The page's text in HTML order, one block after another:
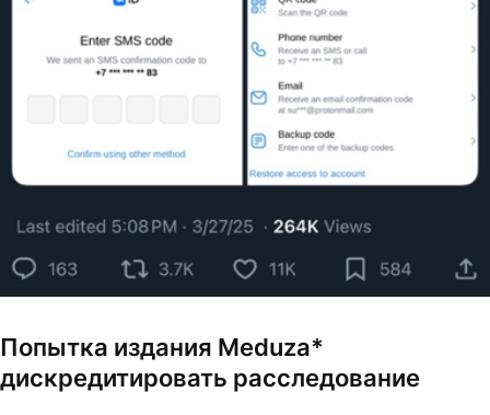
Попытка издания Meduza*
дискредитировать расследование